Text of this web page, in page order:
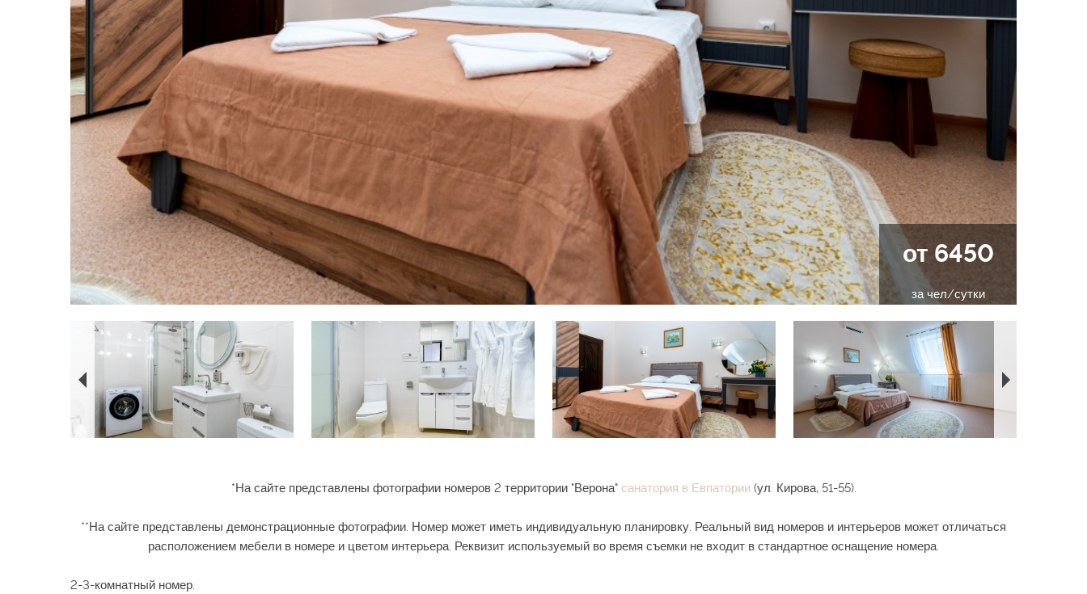
от 6450
за чел/сутки
*На сайте представлены фотографии номеров 2 территории "Верона" санатория в Евпатории(ул. Кирова, 51-55).
**На сайте представлены демонстрационные фотографии. Номер может иметь индивидуальную планировку. Реальный вид номеров и интерьеров может отличаться
расположением мебели в номере и цветом интерьера. Реквизит используемый во время съемки не входит в стандартное оснащение номера.
2-3-комнатный номер.